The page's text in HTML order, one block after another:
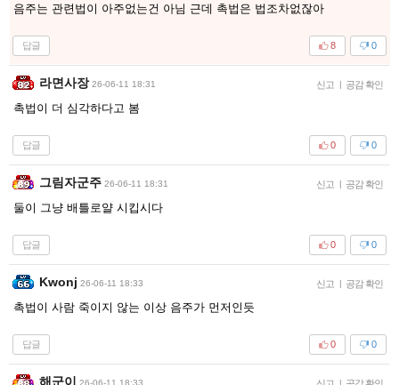
음주는 관련법이 아주없는건 아님 근데 촉법은 법조차없잖아
답글 0
8
라면사장 26-06-11 18:31 신고 | 공감 확인
촉법이 더 심각하다고 봄
답글 0
0
그림자군주 26-06-11 18:31 신고 | 공감 확인
둘이 그냥 배틀로얄 시킵시다
답글 0
0
Kwonj 26-06-11 18:33 신고 | 공감 확인
촉법이 사람 죽이지 않는 이상 음주가 먼저인듯
답글 0
0
해군이 26-06-11 18:33 |